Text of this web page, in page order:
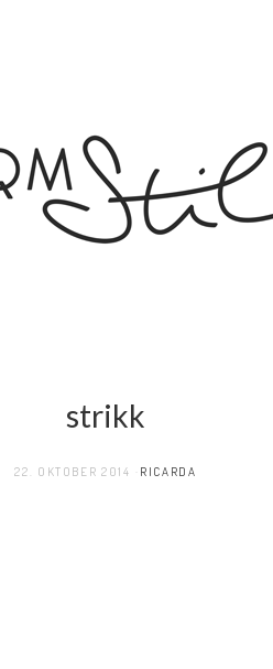
strikk
22. OKTOBER 2014 RICARDA